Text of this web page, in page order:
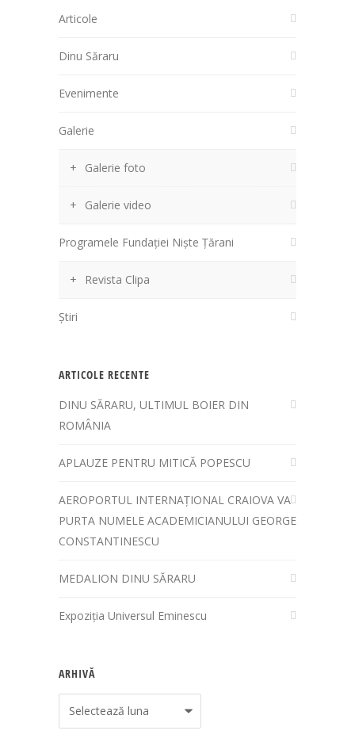
Articole
Dinu Săraru
Evenimente
Galerie
Galerie foto
Galerie video
Programele Fundației Niște Țărani
Revista Clipa
Știri
ARTICOLE RECENTE
DINU SĂRARU, ULTIMUL BOIER DIN
ROMÂNIA
APLAUZE PENTRU MITICĂ POPESCU
AEROPORTUL INTERNAȚIONAL CRAIOVA VA
PURTA NUMELE ACADEMICIANULUI GEORGE
CONSTANTINESCU
MEDALION DINU SĂRARU
Expoziția Universul Eminescu
ARHIVĂ
Arhivă